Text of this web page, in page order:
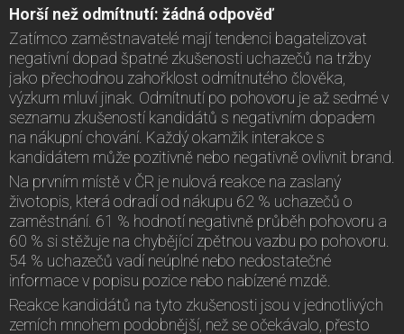
Horší než odmítnutí: žádná odpověď
Zatímco zaměstnavatelé mají tendenci bagatelizovat
negativní dopad špatné zkušenosti uchazečů na tržby
jako přechodnou zahořklost odmítnutého člověka,
výzkum mluví jinak. Odmítnutí po pohovoru je až sedmé v
seznamu zkušeností kandidátů s negativním dopadem
na nákupní chování. Každý okamžik interakce s
kandidátem může pozitivně nebo negativně ovlivnit brand.
Na prvním místě v ČR je nulová reakce na zaslaný
životopis, která odradí od nákupu 62 % uchazečů o
zaměstnání. 61 % hodnotí negativně průběh pohovoru a
60 % si stěžuje na chybějící zpětnou vazbu po pohovoru.
54 % uchazečů vadí neúplné nebo nedostatečné
informace v popisu pozice nebo nabízené mzdě.
Reakce kandidátů na tyto zkušenosti jsou v jednotlivých
zemích mnohem podobnější, než se očekávalo, přesto